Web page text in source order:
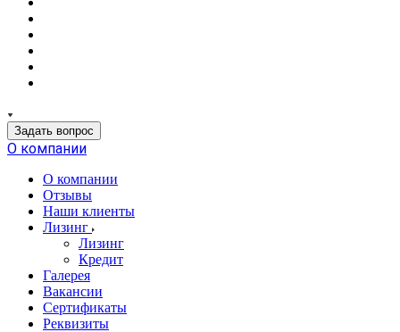
Задать вопрос
О компании
О компании
Отзывы
Наши клиенты
Лизинг
Лизинг
Кредит
Галерея
Вакансии
Сертификаты
Реквизиты